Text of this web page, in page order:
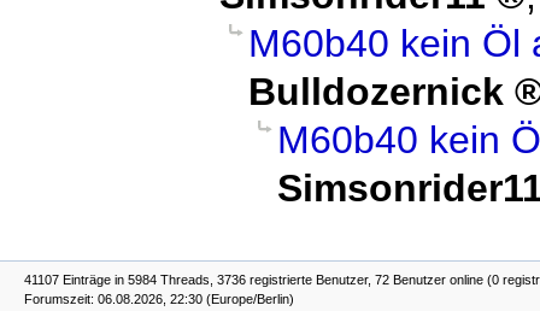
M60b40 kein Öl
Bulldozernick
M60b40 kein
41107 Einträge in 5984 Threads, 3736 registrierte Benutzer, 72 Benutzer online (0
Forumszeit: 06.08.2026, 22:30 (Europe/Berlin)